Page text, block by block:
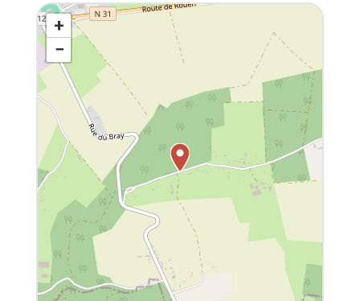
Tous les samedis, la journée entière, déjeuner
compris
+
−